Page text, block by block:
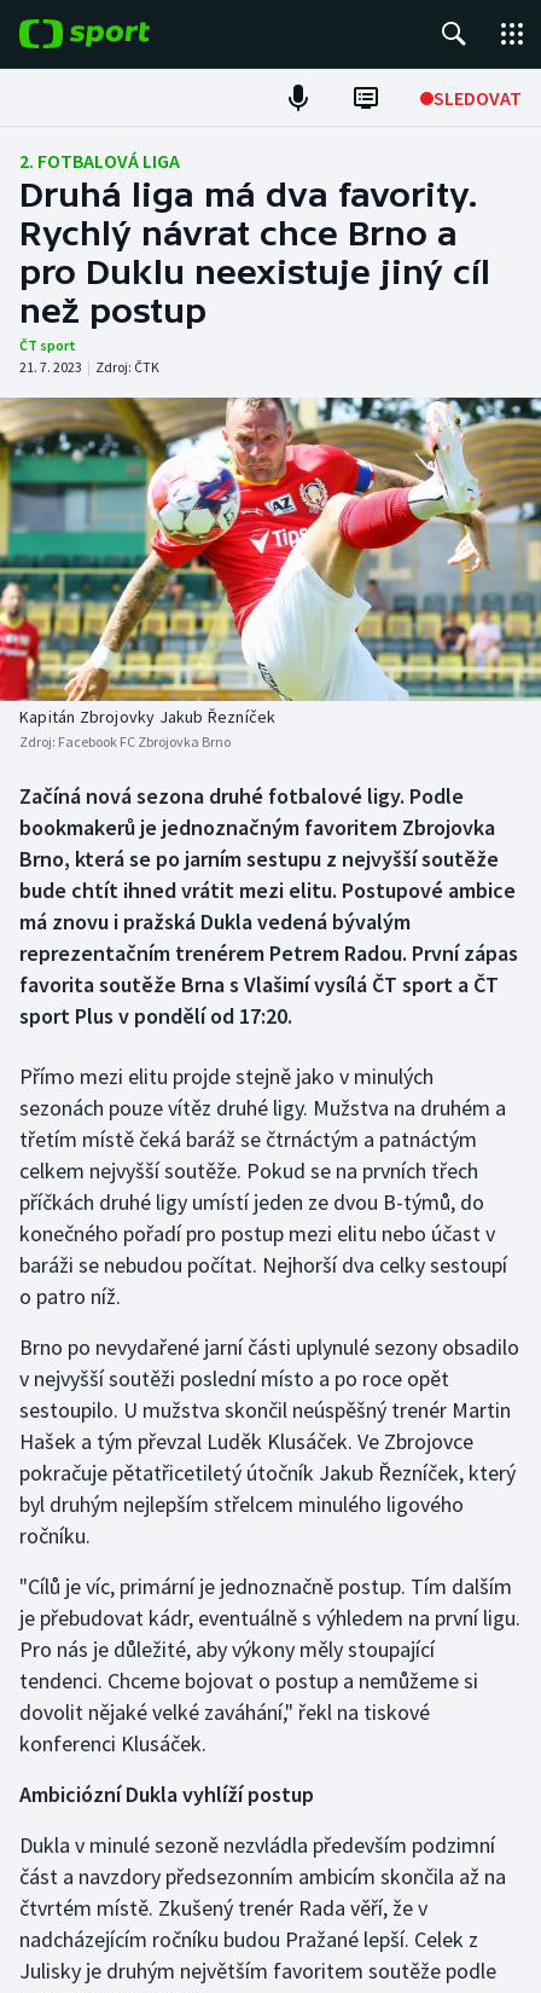
SLEDOVAT
Fotbal
Hokej
Tenis
Atletika
DALŠÍ SPORTY
Americký fotbal
Baseball a softbal
Basketbal
Biatlon
Boby a skeleton
Box
Curling
Dostihy
Florbal
Futsal
Golf
Gymnastika
Házená
Jezdectví
Krasobruslení
Lezení
Lyže a snowboard
Moderní pětiboj
Motorsport
Olympijské hry
Parasport
Plážový volejbal
Ragby
Rychlobruslení
NEPŘEHLÉDNĚTE
Soutěže
Historické návraty
Aplikace ČT sport
AZ kvíz
2. FOTBALOVÁ LIGA
Druhá liga má dva favority.
Rychlý návrat chce Brno a
pro Duklu neexistuje jiný cíl
než postup
ČT sport
21. 7. 2023 | Zdroj: ČTK
Kapitán Zbrojovky Jakub Řezníček
Zdroj: Facebook FC Zbrojovka Brno
Začíná nová sezona druhé fotbalové ligy. Podle
bookmakerů je jednoznačným favoritem Zbrojovka
Brno, která se po jarním sestupu z nejvyšší soutěže
bude chtít ihned vrátit mezi elitu. Postupové ambice
má znovu i pražská Dukla vedená bývalým
reprezentačním trenérem Petrem Radou. První zápas
favorita soutěže Brna s Vlašimí vysílá ČT sport a ČT
sport Plus v pondělí od 17:20.
Přímo mezi elitu projde stejně jako v minulých
sezonách pouze vítěz druhé ligy. Mužstva na druhém a
třetím místě čeká baráž se čtrnáctým a patnáctým
celkem nejvyšší soutěže. Pokud se na prvních třech
příčkách druhé ligy umístí jeden ze dvou B-týmů, do
konečného pořadí pro postup mezi elitu nebo účast v
baráži se nebudou počítat. Nejhorší dva celky sestoupí
o patro níž.
Brno po nevydařené jarní části uplynulé sezony obsadilo
v nejvyšší soutěži poslední místo a po roce opět
sestoupilo. U mužstva skončil neúspěšný trenér Martin
Hašek a tým převzal Luděk Klusáček. Ve Zbrojovce
pokračuje pětatřicetiletý útočník Jakub Řezníček, který
byl druhým nejlepším střelcem minulého ligového
ročníku.
"Cílů je víc, primární je jednoznačně postup. Tím dalším
je přebudovat kádr, eventuálně s výhledem na první ligu.
Pro nás je důležité, aby výkony měly stoupající
tendenci. Chceme bojovat o postup a nemůžeme si
dovolit nějaké velké zaváhání," řekl na tiskové
konferenci Klusáček.
Ambiciózní Dukla vyhlíží postup
Dukla v minulé sezoně nezvládla především podzimní
část a navzdory předsezonním ambicím skončila až na
čtvrtém místě. Zkušený trenér Rada věří, že v
nadcházejícím ročníku budou Pražané lepší. Celek z
Julisky je druhým největším favoritem soutěže podle